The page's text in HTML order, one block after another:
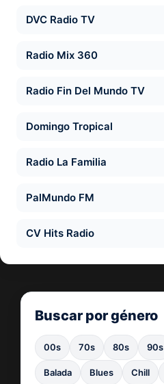
DVC Radio TV
Radio Mix 360
Radio Fin Del Mundo TV
Domingo Tropical
Radio La Familia
PalMundo FM
CV Hits Radio
Buscar por género
00s 70s 80s 90s
Balada Blues Chill